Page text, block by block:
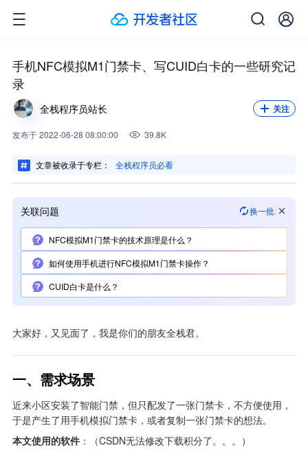
手机NFC模拟M1门禁卡、写CUID白卡的一些研究记
录
全栈程序员站长 关注
发布于2022-06-28 08:00:00 39.8K
文章被收录于专栏： 全栈程序员必看
关联问题 换一批
NFC模拟M1门禁卡的技术原理是什么？
如何使用手机进行NFC模拟M1门禁卡操作？
CUID白卡是什么？
大家好，又见面了，我是你们的朋友全栈君。
一、需求场景
近来小区安装了智能门禁，但只配发了一张门禁卡，不方便使用，
于是产生了用手机模拟门禁卡，或者复制一张门禁卡的想法。
本文使用的软件 ：（CSDN无法修改下载积分了。。。）